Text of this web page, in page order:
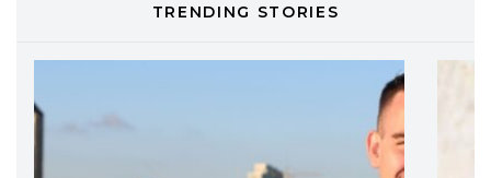
LABEL.M lancia la sua innovativa ed
professionali
TRENDING STORIES